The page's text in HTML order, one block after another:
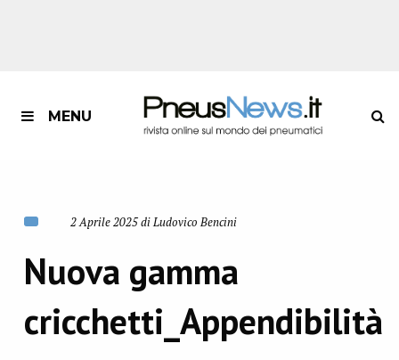
MENU
2 Aprile 2025 di Ludovico Bencini
Nuova gamma
cricchetti_Appendibilità